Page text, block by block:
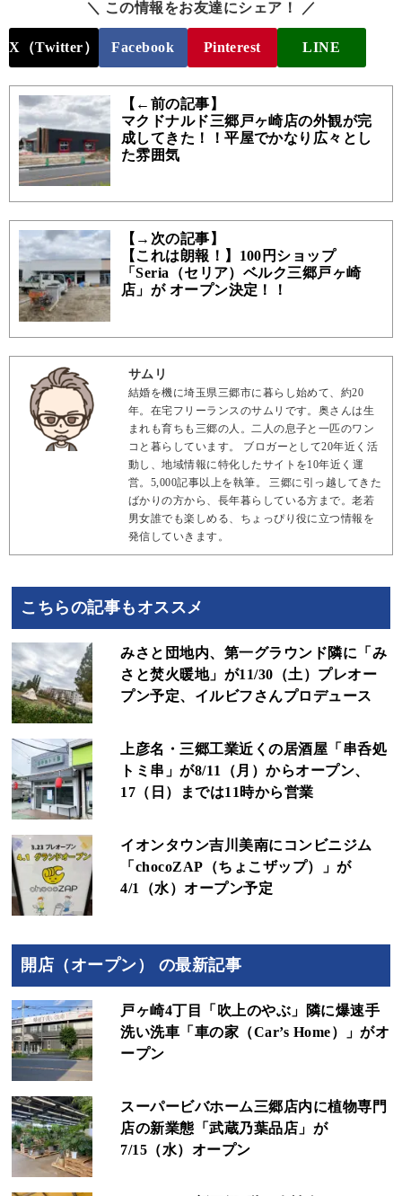
＼ この情報をお友達にシェア！ ／
X（Twitter） Facebook Pinterest LINE
【←前の記事】
マクドナルド三郷戸ヶ崎店の外観が完
成してきた！！平屋でかなり広々とし
た雰囲気
【→次の記事】
【これは朗報！】100円ショップ
「Seria（セリア）ベルク三郷戸ヶ崎
店」が オープン決定！！
サムリ
結婚を機に埼玉県三郷市に暮らし始めて、約20
年。在宅フリーランスのサムリです。奥さんは生
まれも育ちも三郷の人。二人の息子と一匹のワン
コと暮らしています。 ブロガーとして20年近く活
動し、地域情報に特化したサイトを10年近く運
営。5,000記事以上を執筆。 三郷に引っ越してきた
ばかりの方から、長年暮らしている方まで。老若
男女誰でも楽しめる、ちょっぴり役に立つ情報を
発信していきます。
こちらの記事もオススメ
みさと団地内、第一グラウンド隣に「み
さと焚火暖地」が11/30（土）プレオー
プン予定、イルビフさんプロデュース
上彦名・三郷工業近くの居酒屋「串呑処
トミ串」が8/11（月）からオープン、
17（日）までは11時から営業
イオンタウン吉川美南にコンビニジム
「chocoZAP（ちょこザップ）」が
4/1（水）オープン予定
開店（オープン） の最新記事
戸ヶ崎4丁目「吹上のやぶ」隣に爆速手
洗い洗車「車の家（Car’s Home）」がオ
ープン
スーパービバホーム三郷店内に植物専門
店の新業態「武蔵乃葉品店」が
7/15（水）オープン